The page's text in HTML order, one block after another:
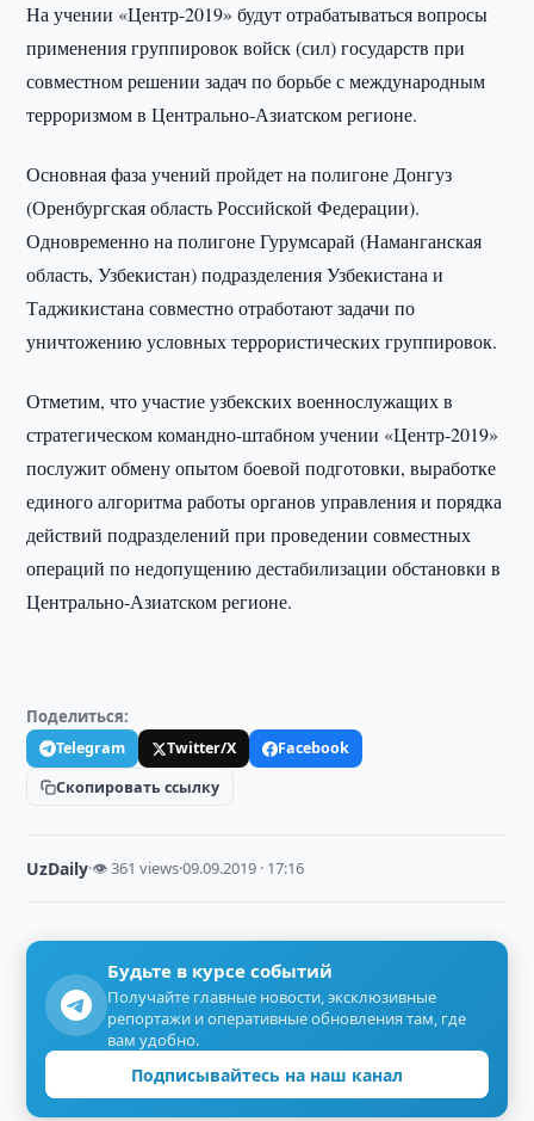
На учении «Центр-2019» будут отрабатываться вопросы
применения группировок войск (сил) государств при
совместном решении задач по борьбе с международным
терроризмом в Центрально-Азиатском регионе.
Основная фаза учений пройдет на полигоне Донгуз
(Оренбургская область Российской Федерации).
Одновременно на полигоне Гурумсарай (Наманганская
область, Узбекистан) подразделения Узбекистана и
Таджикистана совместно отработают задачи по
уничтожению условных террористических группировок.
Отметим, что участие узбекских военнослужащих в
стратегическом командно-штабном учении «Центр-2019»
послужит обмену опытом боевой подготовки, выработке
единого алгоритма работы органов управления и порядка
действий подразделений при проведении совместных
операций по недопущению дестабилизации обстановки в
Центрально-Азиатском регионе.
Поделиться:
Telegram Twitter/X
Facebook
Скопировать ссылку
UzDaily·👁 361 views·09.09.2019 · 17:16
Будьте в курсе событий
Получайте главные новости, эксклюзивные
репортажи и оперативные обновления там, где
вам удобно.
Подписывайтесь на наш канал